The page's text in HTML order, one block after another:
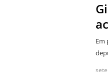
Em